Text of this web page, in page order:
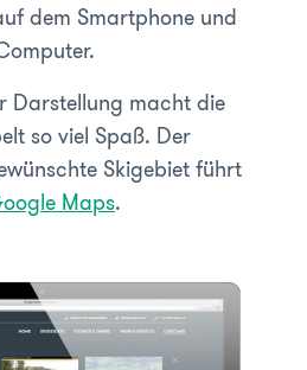
dem Smartphone und
Darstellung macht die
so viel Spaß. Der
Skigebiet führt
Maps.